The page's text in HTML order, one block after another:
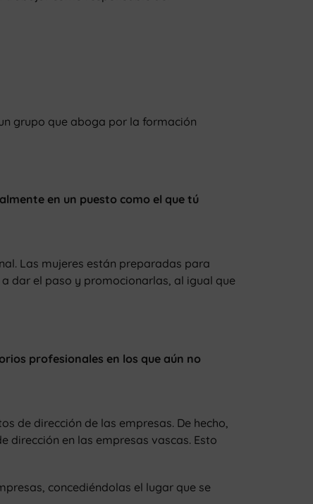
grupo que aboga por la formación
en un puesto como el que tú
Las mujeres están preparadas para
dar el paso y promocionarlas, al igual que
profesionales en los que aún no
de dirección de las empresas. De hecho,
dirección en las empresas vascas. Esto
concediéndolas el lugar que se